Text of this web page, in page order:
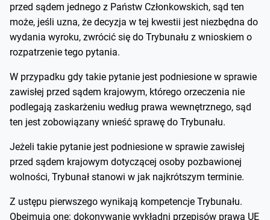
przed sądem jednego z Państw Członkowskich, sąd ten
może, jeśli uzna, że decyzja w tej kwestii jest niezbędna do
wydania wyroku, zwrócić się do Trybunału z wnioskiem o
rozpatrzenie tego pytania.
W przypadku gdy takie pytanie jest podniesione w sprawie
zawisłej przed sądem krajowym, którego orzeczenia nie
podlegają zaskarżeniu według prawa wewnętrznego, sąd
ten jest zobowiązany wnieść sprawę do Trybunału.
Jeżeli takie pytanie jest podniesione w sprawie zawisłej
przed sądem krajowym dotyczącej osoby pozbawionej
wolności, Trybunał stanowi w jak najkrótszym terminie.
Z ustępu pierwszego wynikają kompetencje Trybunału.
Obejmują one: dokonywanie wykładni przepisów prawa UE